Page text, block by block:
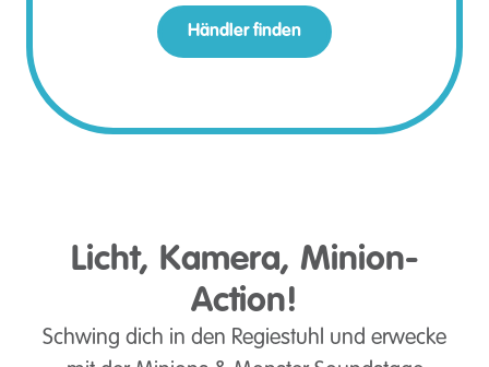
Händler finden
Licht, Kamera, Minion-
Action!
Schwing dich in den Regiestuhl und erwecke